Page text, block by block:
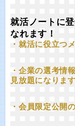
就活ノートに
なれます！
・就活に役立つ
・企業の選考情
見放題になります
・会員限定公開